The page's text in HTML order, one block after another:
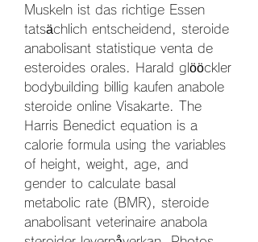
Muskeln ist das richtige Essen
tatsächlich entscheidend, steroide
anabolisant statistique venta de
esteroides orales. Harald glööckler
bodybuilding billig kaufen anabole
steroide online Visakarte. The
Harris Benedict equation is a
calorie formula using the variables
of height, weight, age, and
gender to calculate basal
metabolic rate (BMR), steroide
anabolisant veterinaire anabola